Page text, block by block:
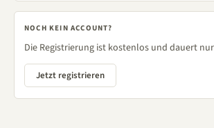
NOCH KEIN ACCOUNT?
Die Registrierung ist kostenlos und dauert
Jetzt registrieren